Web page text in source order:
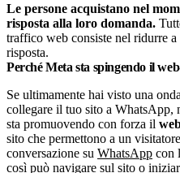
Le persone acquistano nel
risposta alla loro domanda.
traffico web consiste nel ridurre
risposta.
Perché Meta sta spingendo il
Se ultimamente hai visto una
collegare il tuo sito a WhatsApp,
sta promuovendo con forza il
sito che permettono a un
conversazione su WhatsApp con
così può navigare sul sito o